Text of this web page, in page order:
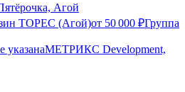
Агой
ТОРЕС (Агой)от 50 000 ₽Группа
указанаМЕТРИКС Development,